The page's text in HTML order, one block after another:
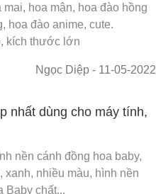
hoa mận, hoa đào hồng
hoa đào anime, cute.
kích thước lớn
Ngọc Diệp - 11-05-2022
nhất dùng cho máy tính,
nền cánh đồng hoa baby,
xanh, nhiều màu, hình nền
Baby chất...